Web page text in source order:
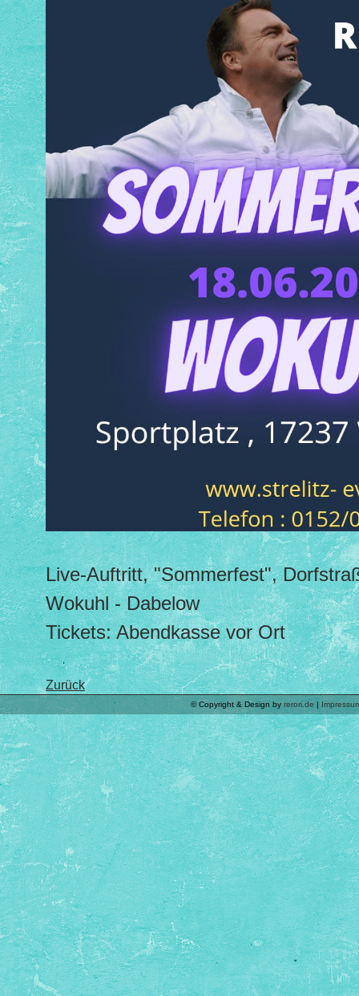
Live-Auftritt, "Sommerfest",
Wokuhl - Dabelow
Tickets: Abendkasse vor Ort
Zurück
© Copyright & Design byrerori.de